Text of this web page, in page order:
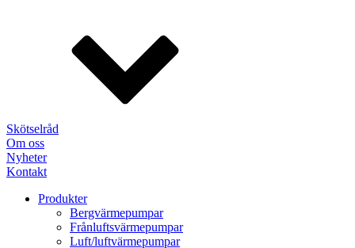
Skötselråd
Om oss
Nyheter
Kontakt
Produkter
Bergvärmepumpar
Frånluftsvärmepumpar
Luft/luftvärmepumpar